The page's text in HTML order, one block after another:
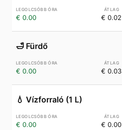
€ 0.00 € 0.02
🛁 Fürdő
€ 0.00 € 0.03
💧 Vízforraló (1 L)
€ 0.00 € 0.00